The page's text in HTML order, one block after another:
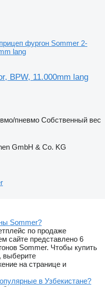
фургон Sommer 2-
lang
BPW, 11.000mm lang
пневмо Собственный вес
GmbH & Co. KG
Sommer?
по продаже
сайте представлено 6
Sommer. Чтобы купить
выберите
на странице и
в Узбекистане?